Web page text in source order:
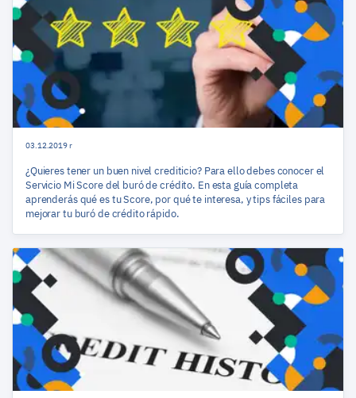
03.12.2019 r
¿Quieres tener un buen nivel crediticio? Para ello debes conocer el
Servicio Mi Score del buró de crédito. En esta guía completa
aprenderás qué es tu Score, por qué te interesa, y tips fáciles para
mejorar tu buró de crédito rápido.